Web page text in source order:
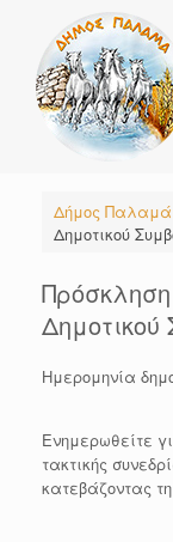
content
Δήμος Παλαμά
Δημοτικού
Δημοτικού
Ημερομηνία
Ενημερωθείτε
τακτικής
κατεβάζοντας